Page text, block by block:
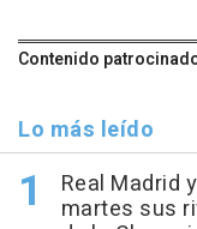
Contenido
Lo más leído
Real Madrid
martes sus